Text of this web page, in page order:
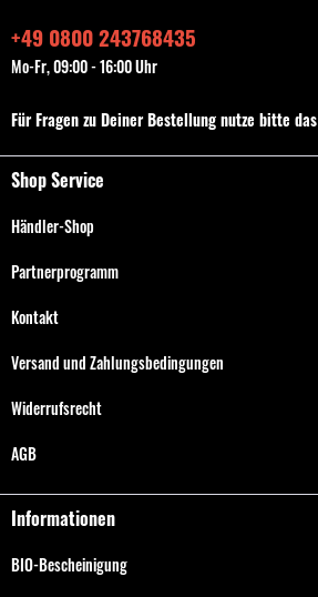
+49 0800 243768435
Mo-Fr, 09:00 - 16:00 Uhr
Für Fragen zu Deiner Bestellung nutze bitte das
Shop Service
Händler-Shop
Partnerprogramm
Kontakt
Versand und Zahlungsbedingungen
Widerrufsrecht
AGB
Informationen
BIO-Bescheinigung